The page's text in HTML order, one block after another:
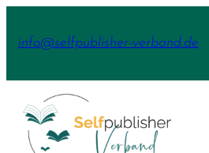
Inhalt
info@selfpublisher-verband.de